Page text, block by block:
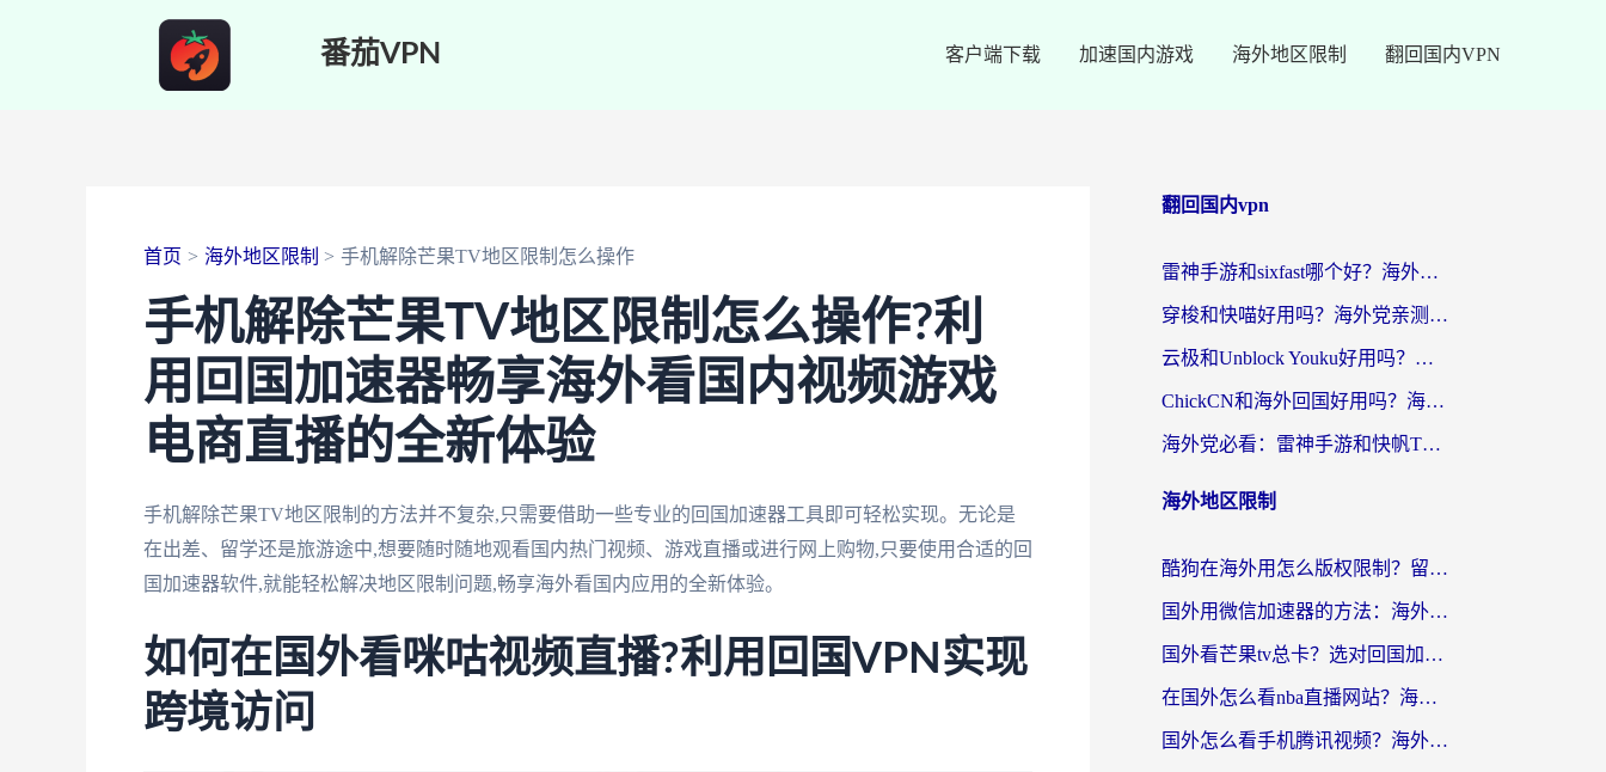
番茄VPN 客户端下载 加速国内游戏 海外地区限制 翻回国内VPN
首页 海外地区限制 手机解除芒果TV地区限制怎么操作
手机解除芒果TV地区限制怎么操作?利
用回国加速器畅享海外看国内视频游戏
电商直播的全新体验
手机解除芒果TV地区限制的方法并不复杂,只需要借助一些专业的回国加速器工具即可轻松实现。无论是
在出差、留学还是旅游途中,想要随时随地观看国内热门视频、游戏直播或进行网上购物,只要使用合适的回
国加速器软件,就能轻松解决地区限制问题,畅享海外看国内应用的全新体验。
如何在国外看咪咕视频直播?利用回国VPN实现
跨境访问
翻回国内vpn
雷神手游和sixfast哪个好？海外党亲测3款回国加速器，教你选对不踩坑
穿梭和快喵好用吗？海外党亲测：小众加速器对比+番茄加速器深度体验
云极和Unblock Youku好用吗？海外党亲测+2026回国加速器避坑指南
ChickCN和海外回国好用吗？海外党2026亲测：从手游到影音，选对加速器的3个关键
海外党必看：雷神手游和快帆TV版好用吗？3步选对回国加速器不踩坑
海外地区限制
酷狗在海外用怎么版权限制？留学生亲测：3步解决听国内音乐难题
国外用微信加速器的方法：海外党无缝连接国内生活的实用指南
国外看芒果tv总卡？选对回国加速器，轻松追《浪姐》不费劲
在国外怎么看nba直播网站？海外党专属体育观赛指南，告别地区限制！
国外怎么看手机腾讯视频？海外党亲测有效的追剧加速器选择指南